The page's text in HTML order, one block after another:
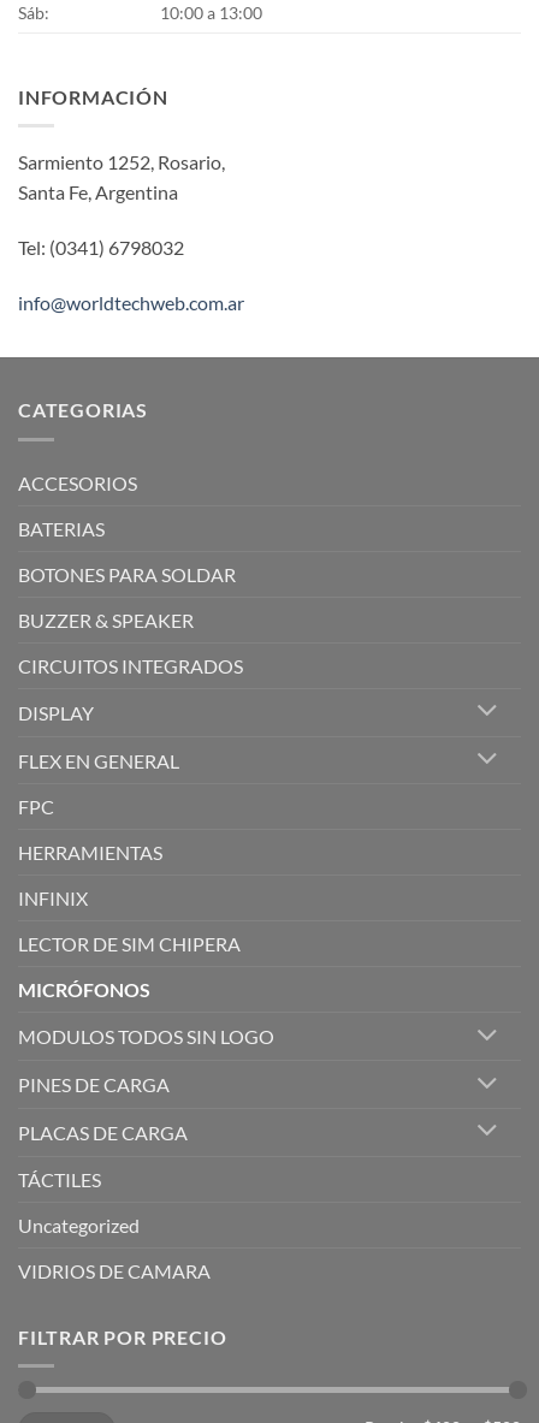
Sáb:
10:00 a 13:00
INFORMACIÓN
Sarmiento 1252, Rosario,
Santa Fe, Argentina
Tel: (0341) 6798032
info@worldtechweb.com.ar
CATEGORIAS
ACCESORIOS
BATERIAS
BOTONES PARA SOLDAR
BUZZER & SPEAKER
CIRCUITOS INTEGRADOS
DISPLAY
FLEX EN GENERAL
FPC
HERRAMIENTAS
INFINIX
LECTOR DE SIM CHIPERA
MICRÓFONOS
MODULOS TODOS SIN LOGO
PINES DE CARGA
PLACAS DE CARGA
TÁCTILES
Uncategorized
VIDRIOS DE CAMARA
FILTRAR POR PRECIO